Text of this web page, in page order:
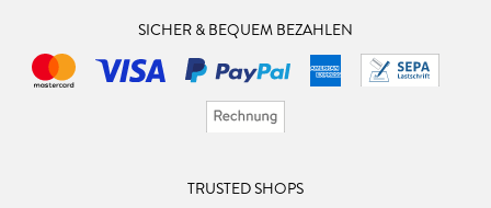
SICHER & BEQUEM BEZAHLEN
TRUSTED SHOPS